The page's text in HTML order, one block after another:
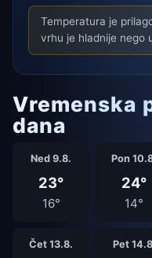
Temperatura je
vrhu je hladnije nego
Vremenska
dana
Ned 9.8.
23°
16°
Pon
24°
14°
Čet 13.8. Pet